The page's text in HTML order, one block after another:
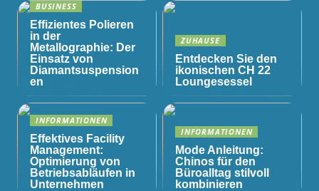
BUSINESS
Effizientes Polieren
in der
Metallographie: Der
Einsatz von
Diamantsuspension
en
ZUHAUSE
Entdecken Sie den
ikonischen CH 22
Loungesessel
INFORMATIONEN
Effektives Facility
Management:
Optimierung von
Betriebsabläufen in
Unternehmen
INFORMATIONEN
Mode Anleitung:
Chinos für den
Büroalltag stilvoll
kombinieren